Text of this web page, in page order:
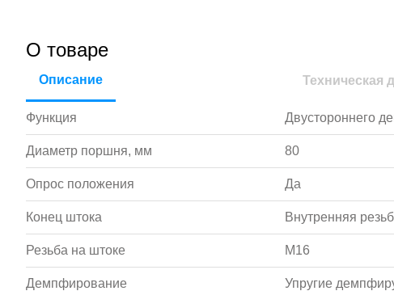
О товаре
Описание Техническая
Функция Двустороннего
Диаметр поршня, мм 80
Опрос положения Да
Конец штока Внутренняя
Резьба на штоке M16
Демпфирование Упругие